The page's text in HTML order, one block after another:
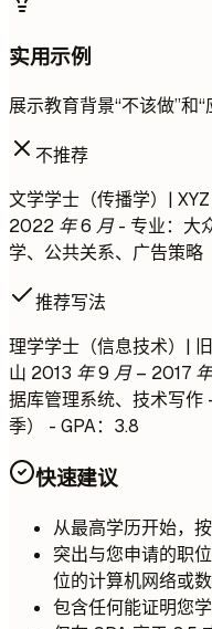
实用示例
展示教育背景“不该做”和
不推荐
文学学士（传播学）|
2022 年 6 月- 专业：大
学、公共关系、广告策略
推荐写法
理学学士（信息技术）|
山 2013 年 9 月 – 2017
据库管理系统、技术写
季） - GPA：3.8
快速建议
从最高学历开始，
突出与您申请的职
位的计算机网络或
包含任何能证明您